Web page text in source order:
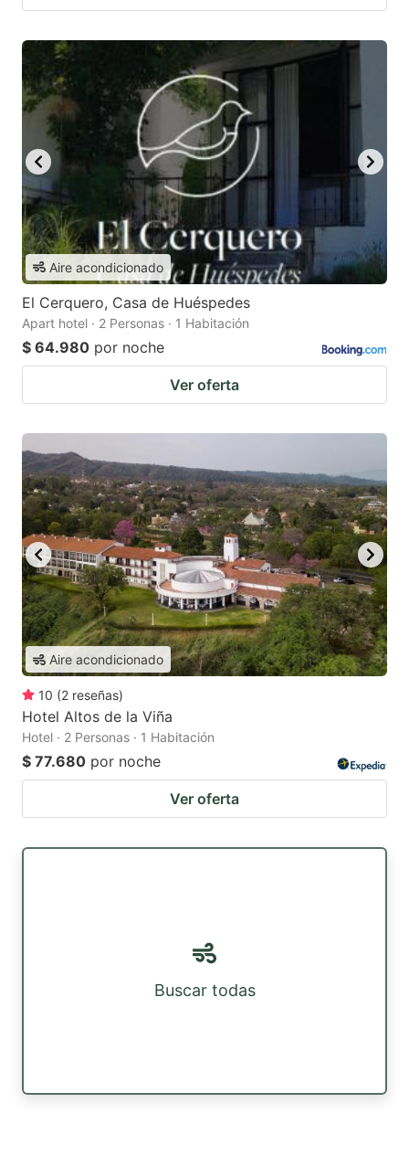
Aire acondicionado
El Cerquero, Casa de Huéspedes
Apart hotel · 2 Personas · 1 Habitación
$ 64.980 por noche
Ver oferta
Aire acondicionado
10 (2 reseñas)
Hotel Altos de la Viña
Hotel · 2 Personas · 1 Habitación
$ 77.680 por noche
Ver oferta
Buscar todas